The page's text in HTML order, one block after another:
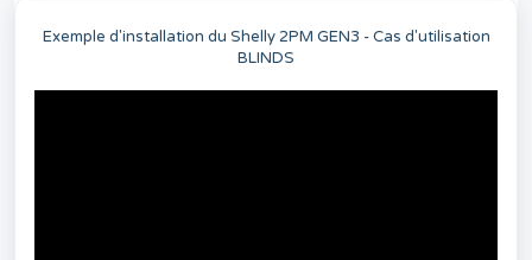
Exemple d'installation du Shelly 2PM GEN3 - Cas d'utilisation
BLINDS